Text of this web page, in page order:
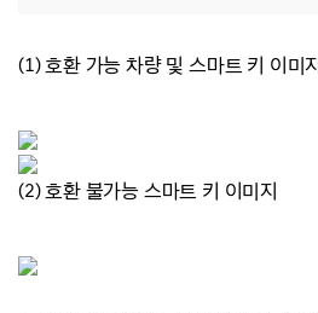
(1) 호환 가능 차량 및 스마트 키 이미지
(2) 호환 불가능 스마트 키 이미지